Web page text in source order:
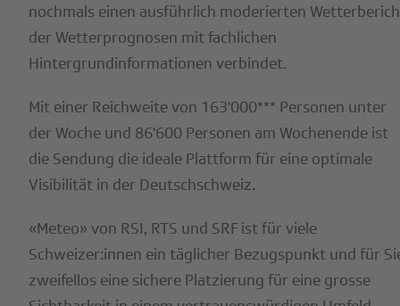
nochmals einen ausführlich moderierten
der Wetterprognosen mit fachlichen
Hintergrundinformationen verbindet.
Mit einer Reichweite von 163'000*** Personen unter
der Woche und 86'600 Personen am Wochenende ist
die Sendung die ideale Plattform für eine optimale
Visibilität in der Deutschschweiz.
«Meteo» von RSI, RTS und SRF ist für viele
Schweizer:innen ein täglicher Bezugspunkt und für
zweifellos eine sichere Platzierung für eine grosse